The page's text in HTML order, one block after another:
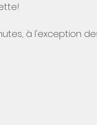
à l'exception